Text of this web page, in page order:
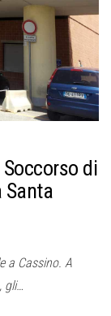
di
Santa
a Cassino. A
gli…